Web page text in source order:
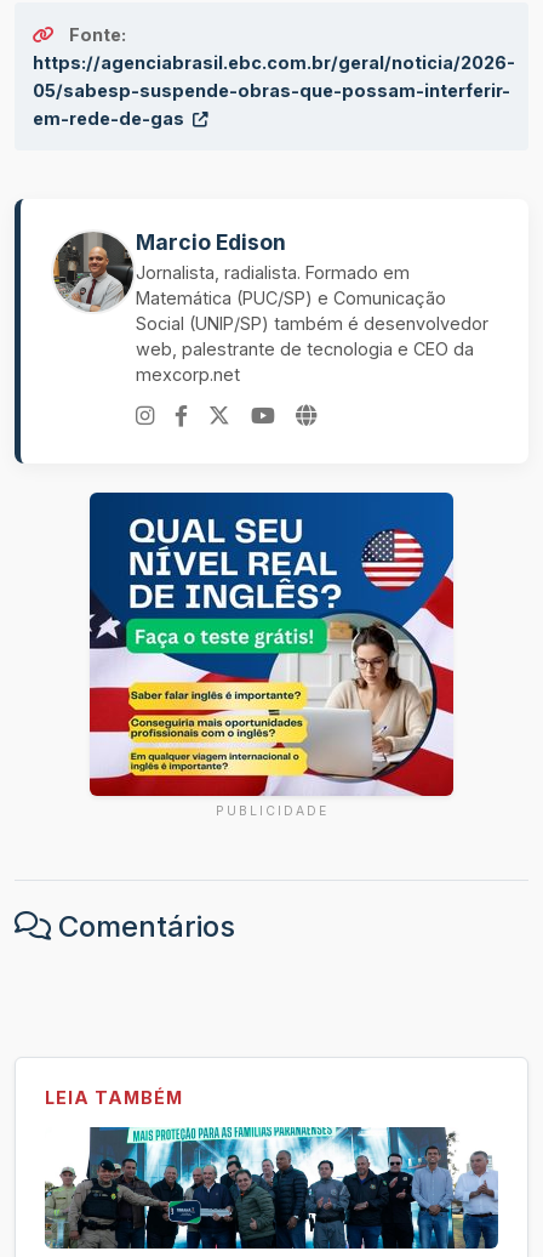
Fonte:
https://agenciabrasil.ebc.com.br/geral/noticia/2026-
05/sabesp-suspende-obras-que-possam-interferir-
em-rede-de-gas
Marcio Edison
Jornalista, radialista. Formado em
Matemática (PUC/SP) e Comunicação
Social (UNIP/SP) também é desenvolvedor
web, palestrante de tecnologia e CEO da
mexcorp.net
PUBLICIDADE
Comentários
LEIA TAMBÉM